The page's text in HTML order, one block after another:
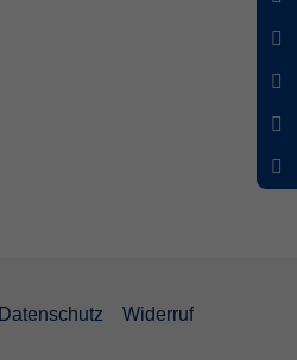
Datenschutz Widerruf